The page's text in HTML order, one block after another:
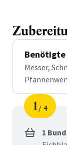
Messer,
Schritt
1
von
4
1 Bund